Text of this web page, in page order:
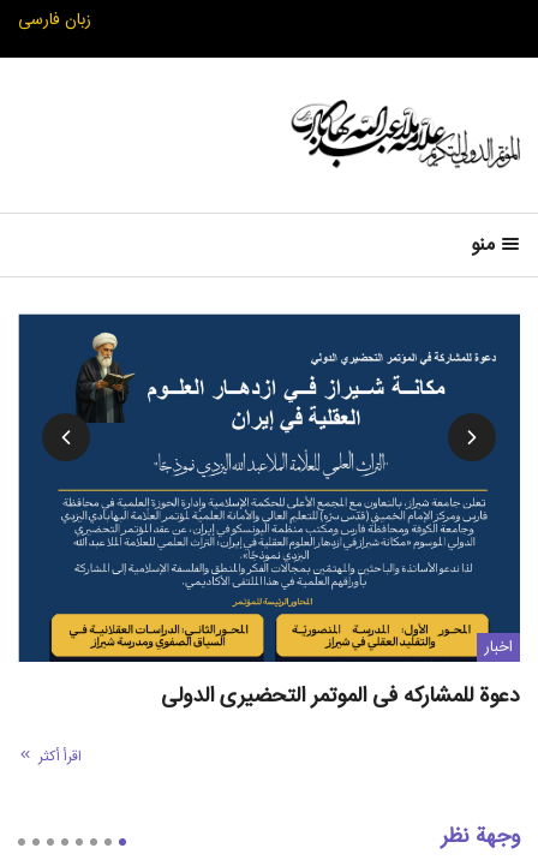
زبان فارسی
منو
اخبار
دعوة للمشارکه فی الموتمر التحضیری الدولی
اقرأ أكثر
وجهة نظر